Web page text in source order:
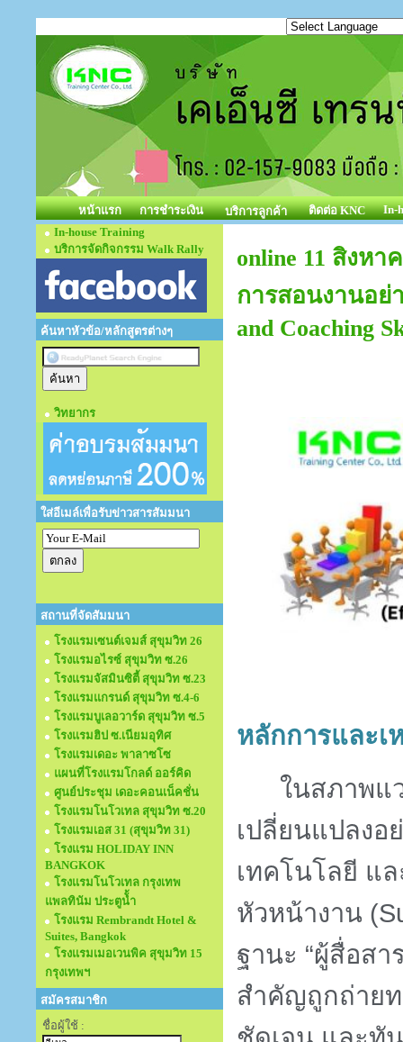
หน้าแรก การชำระเงิน บริการลูกค้า ติดต่อ KNC
In-
In-house Training
บริการจัดกิจกรรม Walk Rally
ค้นหาหัวข้อ/หลักสูตรต่างๆ
วิทยากร
ใส่อีเมล์เพื่อรับข่าวสารสัมมนา
สถานที่จัดสัมมนา
โรงแรมเซนต์เจมส์ สุขุมวิท 26
โรงแรมอไรซ์ สุขุมวิท ซ.26
โรงแรมจัสมินซิตี้ สุขุมวิท ซ.23
โรงแรมแกรนด์ สุขุมวิท ซ.4-6
โรงแรมบูเลอวาร์ด สุขุมวิท ซ.5
โรงแรมฮิป ซ.เนียมอุทิศ
โรงแรมเดอะ พาลาซโซ
แผนที่โรงแรมโกลด์ ออร์คิด
ศูนย์ประชุม เดอะคอนเน็คชั่น
โรงแรมโนโวเทล สุขุมวิท ซ.20
โรงแรมเอส 31 (สุขุมวิท 31)
โรงแรม HOLIDAY INN
BANGKOK
โรงแรมโนโวเทล กรุงเทพ
แพลทินัม ประตูนั้ำ
โรงแรม Rembrandt Hotel &
Suites, Bangkok
โรงแรมเมอเวนพิค สุขุมวิท 15
กรุงเทพฯ
สมัครสมาชิก
ชื่อผู้ใช้ :
online 11 สิงห
การสอนงานอย่
and Coaching
หลักการและเ
ในสภาพแ
เปลี่ยนแปลงอ
เทคโนโลยี แ
หัวหน้างาน (
ฐานะ “ผู้สื่อสา
สำคัญถูกถ่ายท